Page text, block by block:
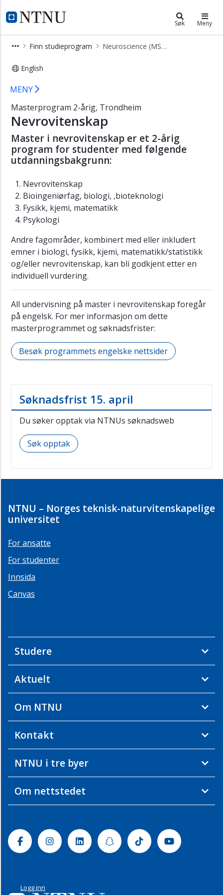
NTNU Hjemmeside
Neuroscience (MSNEUR) Søk Meny
Finn studieprogram Neuroscience (MSNEUR)
English
Neuroscience (MSNEUR)
×
Startside
MENY
Masterprogram 2-årig, Trondheim
Nevrovitenskap
Master i nevrovitenskap er et 2-årig
program for studenter med følgende
utdanningsbakgrunn:
Nevrovitenskap
Bioingeniørfag, biologi, ,bioteknologi
Fysikk, kjemi, matematikk
Psykologi
Andre fagområder, kombinert med eller inkludert
emner i biologi, fysikk, kjemi, matematikk/statistikk
og/eller nevrovitenskap, kan bli godkjent etter en
individuell vurdering.
All undervisning på master i nevrovitenskap foregår
på engelsk. For mer informasjon om dette
masterprogrammet og søknadsfrister:
Besøk programmets engelske nettsider
Søknadsfrist 15. april
Du søker opptak via NTNUs søknadsweb
Søk opptak
NTNU – Norges teknisk-naturvitenskapelige
universitet
For ansatte
For studenter
Innsida
Canvas
Studere
Aktuelt
Om NTNU
Kontakt
NTNU i tre byer
Om nettstedet
FacebookInstagramLinkedinSnapchatTiktok Youtube
Logg inn